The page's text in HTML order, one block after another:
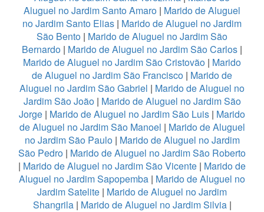
Aluguel no Jardim Santo Amaro | Marido de Aluguel
no Jardim Santo Elias | Marido de Aluguel no Jardim
São Bento | Marido de Aluguel no Jardim São
Bernardo | Marido de Aluguel no Jardim São Carlos |
Marido de Aluguel no Jardim São Cristovão | Marido
de Aluguel no Jardim São Francisco | Marido de
Aluguel no Jardim São Gabriel | Marido de Aluguel no
Jardim São João| Marido de Aluguel no Jardim São
Jorge | Marido de Aluguel no Jardim São Luis | Marido
de Aluguel no Jardim São Manoel | Marido de Aluguel
no Jardim São Paulo| Marido de Aluguel no Jardim
São Pedro | Marido de Aluguel no Jardim São Roberto
| Marido de Aluguel no Jardim São Vicente | Marido de
Aluguel no Jardim Sapopemba | Marido de Aluguel no
Jardim Satelite | Marido de Aluguel no Jardim
Shangrila| Marido de Aluguel no Jardim Silvia|